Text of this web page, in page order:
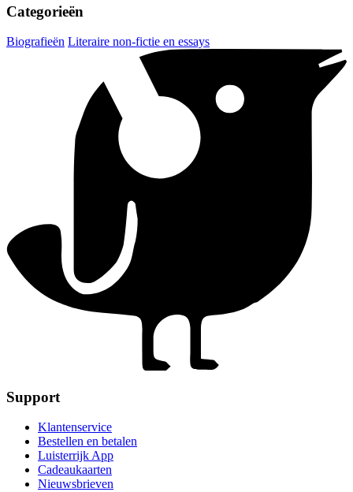
Categorieën
Biografieën Literaire non-fictie en essays
Support
Klantenservice
Bestellen en betalen
Luisterrijk App
Cadeaukaarten
Nieuwsbrieven